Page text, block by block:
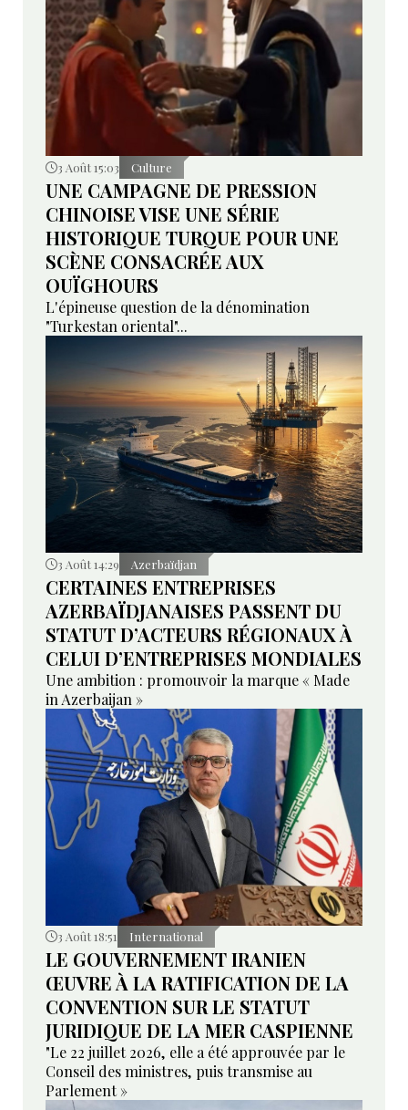
3 Août 15:03 Culture
UNE CAMPAGNE DE PRESSION
CHINOISE VISE UNE SÉRIE
HISTORIQUE TURQUE POUR UNE
SCÈNE CONSACRÉE AUX
OUÏGHOURS
L'épineuse question de la dénomination
"Turkestan oriental"...
3 Août 14:29 Azerbaïdjan
CERTAINES ENTREPRISES
AZERBAÏDJANAISES PASSENT DU
STATUT D’ACTEURS RÉGIONAUX À
CELUI D’ENTREPRISES MONDIALES
Une ambition : promouvoir la marque « Made
in Azerbaijan »
3 Août 18:51 International
LE GOUVERNEMENT IRANIEN
ŒUVRE À LA RATIFICATION DE LA
CONVENTION SUR LE STATUT
JURIDIQUE DE LA MER CASPIENNE
"Le 22 juillet 2026, elle a été approuvée par le
Conseil des ministres, puis transmise au
Parlement »